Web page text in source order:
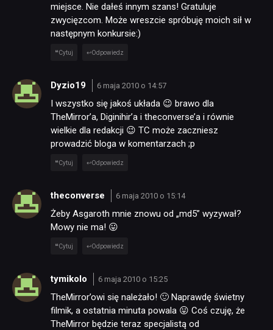
miejsce. Nie dałeś innym szans! Gratuluje
zwycięzcom. Może wreszcie spróbuję moich sił w
następnym konkursie:)
Cytuj Odpowiedz
Dyzio19 6 maja 2010 o 14:57
I wszystko się jakoś układa 😉 brawo dla
TheMirror’a, Diginihir’a i theconverse’a i równie
wielkie dla redakcji 😉 TC może zaczniesz
prowadzić bloga w komentarzach ;p
Cytuj Odpowiedz
theconverse 6 maja 2010 o 15:14
Żeby Asgaroth mnie znowu od „md5” wyzywał?
Mowy nie ma! 😛
Cytuj Odpowiedz
tymikolo 6 maja 2010 o 15:25
TheMirror’owi się należało! 🙂 Naprawdę świetny
filmik, a ostatnia minuta powala 😛 Coś czuję, że
TheMirror będzie teraz specjalistą od